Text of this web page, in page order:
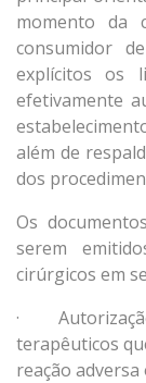
momento da
consumidor
explícitos os
efetivamente
além de
dos
Os
serem
cirúrgicos em
· Autorização
terapêuticos
reação